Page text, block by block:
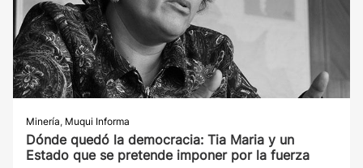
Minería, Muqui Informa
Dónde quedó la democracia: Tia Maria y un
Estado que se pretende imponer por la fuerza